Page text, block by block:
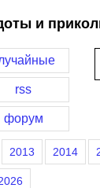
и
rss
форум
2013 2014